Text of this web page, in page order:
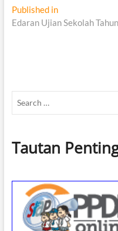
Navigasi
pos
Published in
Edaran Ujian Sekolah
Tautan